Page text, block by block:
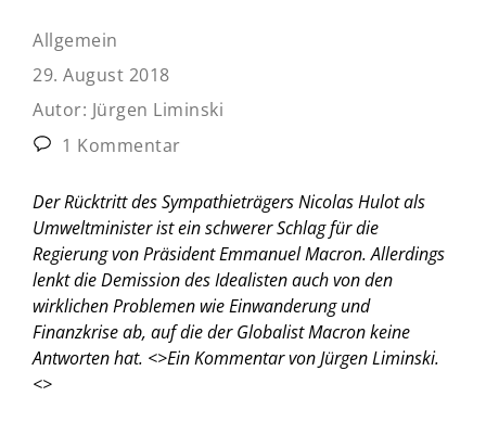
Allgemein
29. August 2018
Autor: Jürgen Liminski
1 Kommentar
Der Rücktritt des Sympathieträgers Nicolas Hulot als
Umweltminister ist ein schwerer Schlag für die
Regierung von Präsident Emmanuel Macron. Allerdings
lenkt die Demission des Idealisten auch von den
wirklichen Problemen wie Einwanderung und
Finanzkrise ab, auf die der Globalist Macron keine
Antworten hat. <>Ein Kommentar von Jürgen Liminski.
<>